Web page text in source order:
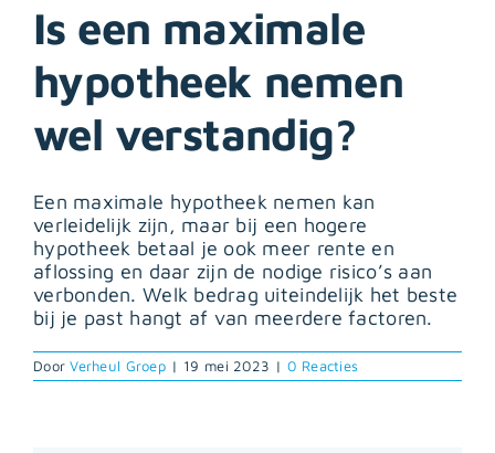
Is een maximale
hypotheek nemen
wel verstandig?
Een maximale hypotheek nemen kan
verleidelijk zijn, maar bij een hogere
hypotheek betaal je ook meer rente en
aflossing en daar zijn de nodige risico’s aan
verbonden. Welk bedrag uiteindelijk het beste
bij je past hangt af van meerdere factoren.
DoorVerheul Groep | 19 mei 2023 | 0 Reacties